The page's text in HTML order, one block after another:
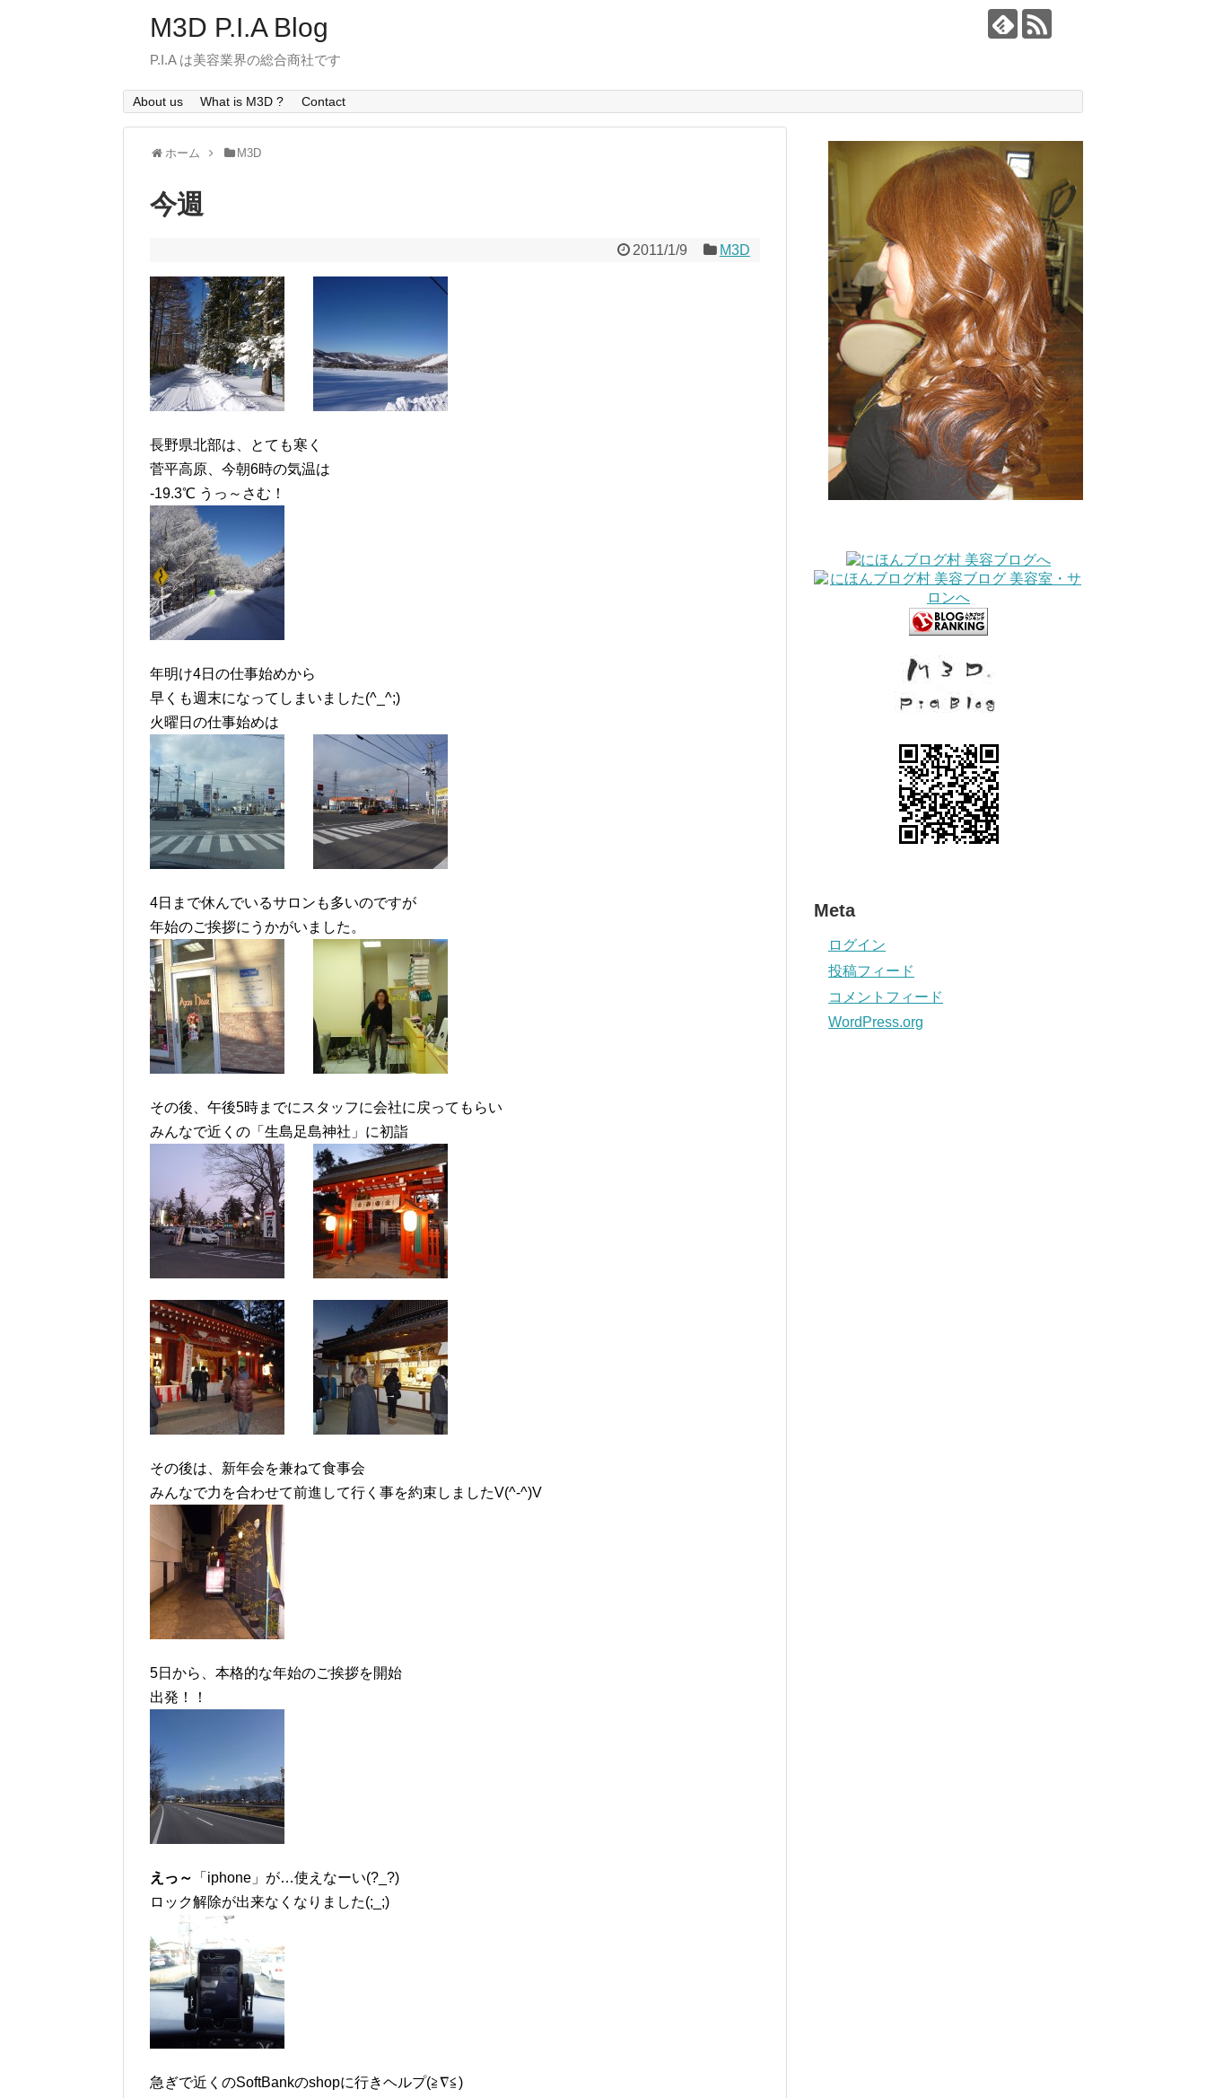
M3D P.I.A Blog
P.I.A は美容業界の総合商社です
About us What is M3D ? Contact
ホーム M3D
今週
2011/1/9 M3D
長野県北部は、とても寒く
菅平高原、今朝6時の気温は
-19.3℃ うっ～さむ！
年明け4日の仕事始めから
早くも週末になってしまいました(^_^;)
火曜日の仕事始めは
4日まで休んでいるサロンも多いのですが
年始のご挨拶にうかがいました。
その後、午後5時までにスタッフに会社に戻ってもらい
みんなで近くの「生島足島神社」に初詣
その後は、新年会を兼ねて食事会
みんなで力を合わせて前進して行く事を約束しましたV(^-^)V
5日から、本格的な年始のご挨拶を開始
出発！！
えっ～
「iphone」が…使えなーい(?_?)
ロック解除が出来なくなりました(;_;)
急ぎで近くのSoftBankのshopに行きヘルプ(≧∇≦)
Meta
ログイン
投稿フィード
コメントフィード
WordPress.org